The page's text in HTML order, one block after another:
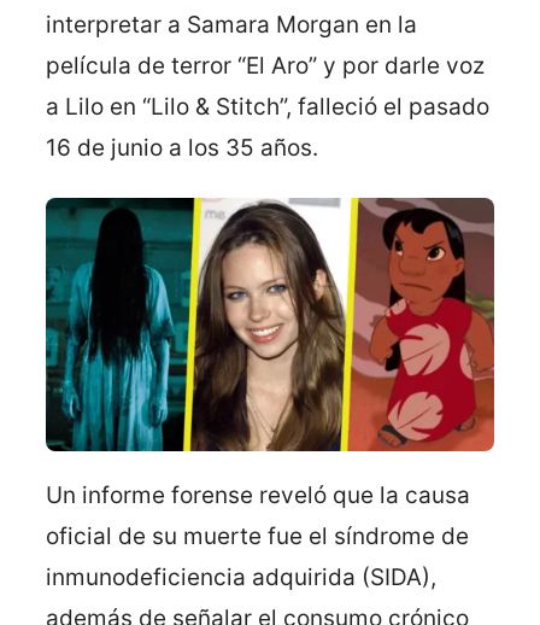
interpretar a Samara Morgan en la
película de terror “El Aro” y por darle voz
a Lilo en “Lilo & Stitch”, falleció el pasado
16 de junio a los 35 años.
Un informe forense reveló que la causa
oficial de su muerte fue el síndrome de
inmunodeficiencia adquirida (SIDA),
además de señalar el consumo crónico